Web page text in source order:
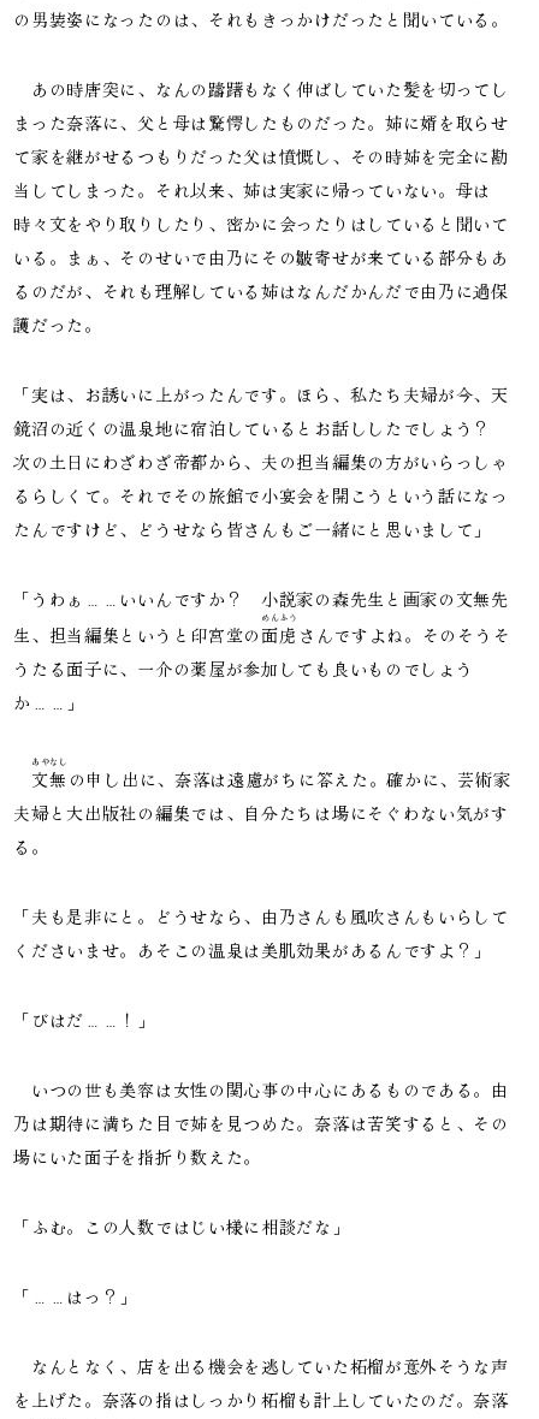
の男装姿になったのは、それもきっかけだったと聞いている。
あの時唐突に、なんの躊躇もなく伸ばしていた髪を切ってし
まった奈落に、父と母は驚愕したものだった。姉に婿を取らせ
て家を継がせるつもりだった父は憤慨し、その時姉を完全に勘
当してしまった。それ以来、姉は実家に帰っていない。母は
時々文をやり取りしたり、密かに会ったりはしていると聞いて
いる。まぁ、そのせいで由乃にその皺寄せが来ている部分もあ
るのだが、それも理解している姉はなんだかんだで由乃に過保
護だった。
「実は、お誘いに上がったんです。ほら、私たち夫婦が今、天
鏡沼の近くの温泉地に宿泊しているとお話ししたでしょう？
次の土日にわざわざ帝都から、夫の担当編集の方がいらっしゃ
るらしくて。それでその旅館で小宴会を開こうという話になっ
たんですけど、どうせなら皆さんもご一緒にと思いまして」
「うわぁ……いいんですか？ 小説家の森先生と画家の文無先
生、担当編集というと印宮堂の 面虎
めんふう
さんですよね。そのそうそ
うたる面子に、一介の薬屋が参加しても良いものでしょう
か……」
文無
あやなし
の申し出に、奈落は遠慮がちに答えた。確かに、芸術家
夫婦と大出版社の編集では、自分たちは場にそぐわない気がす
る。
「夫も是非にと。どうせなら、由乃さんも風吹さんもいらして
くださいませ。あそこの温泉は美肌効果があるんですよ？」
「びはだ……！」
いつの世も美容は女性の関心事の中心にあるものである。由
乃は期待に満ちた目で姉を見つめた。奈落は苦笑すると、その
場にいた面子を指折り数えた。
「ふむ。この人数ではじい様に相談だな」
「……はっ？」
なんとなく、店を出る機会を逃していた柘榴が意外そうな声
を上げた。奈落の指はしっかり柘榴も計上していたのだ。奈落